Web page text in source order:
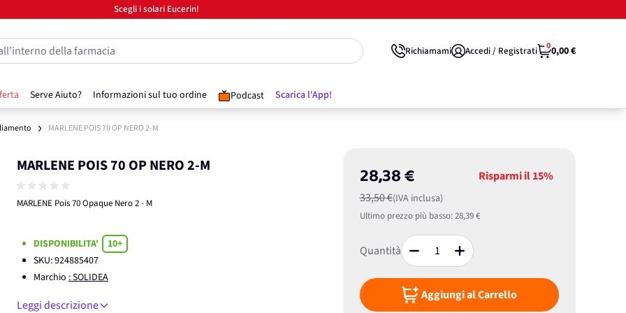
Scegli i solari Eucerin!
Serve Aiuto? Informazioni sul tuo ordine Podcast Scarica l'App!
della farmacia Richiamami Accedi / Registrati 00,00 €
MARLENE POIS 70 OP NERO 2-M
MARLENE POIS 70 OP NERO 2-M
MARLENE Pois 70 Opaque Nero 2 - M
28,38 €
33,50 €(IVA inclusa)
Risparmi il15%
Ultimo prezzo più basso:28,39 €
Quantità
Aggiungi al Carrello
DISPONIBILITA'
10+
SKU:924885407
Marchio : SOLIDEA
Leggi descrizione